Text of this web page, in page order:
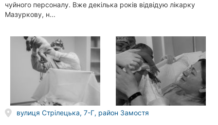
чуйного персоналу. Вже декілька років відвідую лікарку
Мазуркову, н...
вулиця Стрілецька, 7-Г, район Замостя